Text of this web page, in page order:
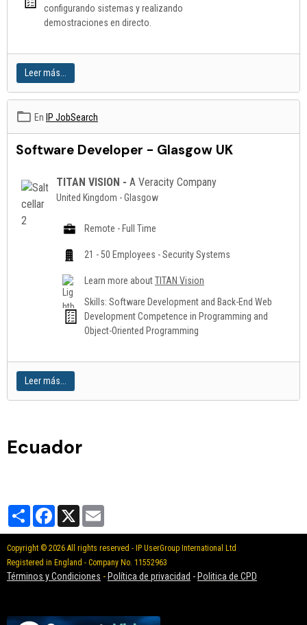
configurando sistemas y realizando
demostraciones en directo.
Leer más...
En IP JobSearch
Software Developer - Glasgow UK
TITAN VISION - A Veracity Company
United Kingdom - Glasgow
Remote - Full Time
21 - 50 Employees - Security Systems
Learn more aboutTITAN Vision
Skills: Software Development and Back-End Web
Development Competence in Programming and
Object-Oriented Programming
Leer más...
Ecuador
PartagerFacebook
X
Copyright © 2026 All rights reserved - IP UserGroup International Ltd
Registered in England - Company No. 11552963
Términos y Condiciones - Política de privacidad - Politica de CPD